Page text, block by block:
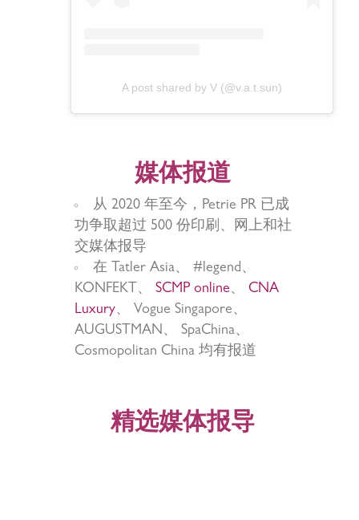
A post shared by V (@v.a.t.sun)
媒体报道
从 2020 年至今，Petrie PR 已成
功争取超过 500 份印刷、网上和社
交媒体报导
在 Tatler Asia、 #legend、
KONFEKT、 SCMP online、 CNA
Luxury、 Vogue Singapore、
AUGUSTMAN、
SpaChina、
Cosmopolitan China 均有报道
精选媒体报导